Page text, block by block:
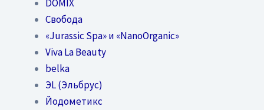
DOMIX
Свобода
«Jurassic Spa» и «NanoOrganic»
Viva La Beauty
belka
ЭL (Эльбрус)
Йодометикс